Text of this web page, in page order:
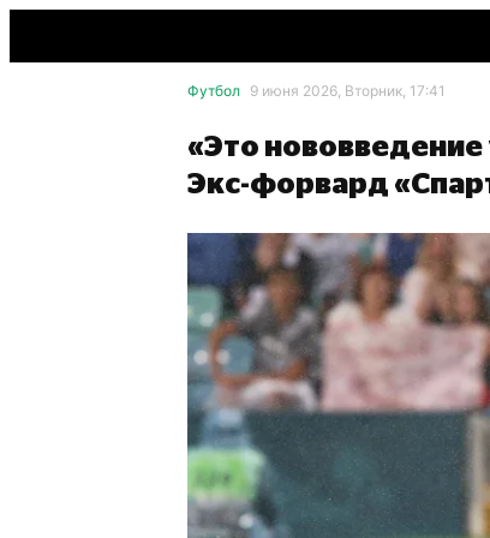
Футбол 9 июня 2026, Вторник, 17:41
«Это нововведение
Экс-форвард